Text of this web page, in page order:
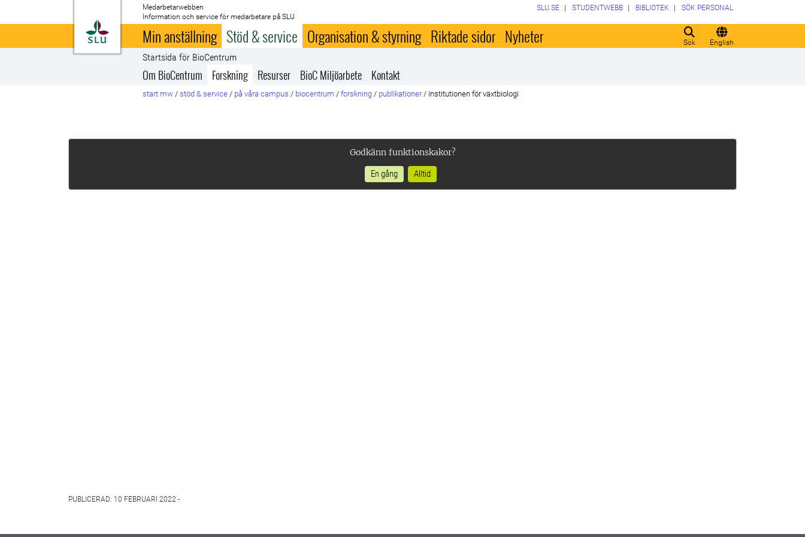
Till startsida
Medarbetarwebben
Information och service för medarbetare på SLU
Sök English
SLU.SE STUDENTWEBB BIBLIOTEK SÖK PERSONAL
Min anställning Stöd & service Organisation & styrning Riktade sidor Nyheter
Startsida för BioCentrum
Om BioCentrum Forskning Resurser BioC Miljöarbete Kontakt
start mw / stöd & service / på våra campus / biocentrum / forskning / publikationer / Institutionen för växtbiologi
Godkänn funktionskakor?
En gång
Alltid
PUBLICERAD: 10 FEBRUARI 2022 -